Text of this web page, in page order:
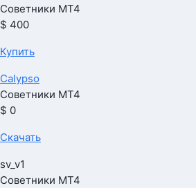
Советники МТ4
$ 400
Купить
Calypso
Советники МТ4
$ 0
Скачать
sv_v1
Советники МТ4